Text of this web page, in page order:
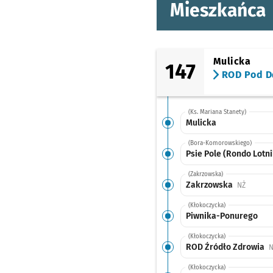
Mieszkańca
147
Mulicka
ROD Pod
(Ks. Mariana Stanety)
Mulicka
(Bora-Komorowskiego)
Psie Pole (Rondo
(Zakrzowska)
Zakrzowska NŻ
(Kłokoczycka)
Piwnika-Ponurego
(Kłokoczycka)
ROD Źródło Zdrowia
(Kłokoczycka)